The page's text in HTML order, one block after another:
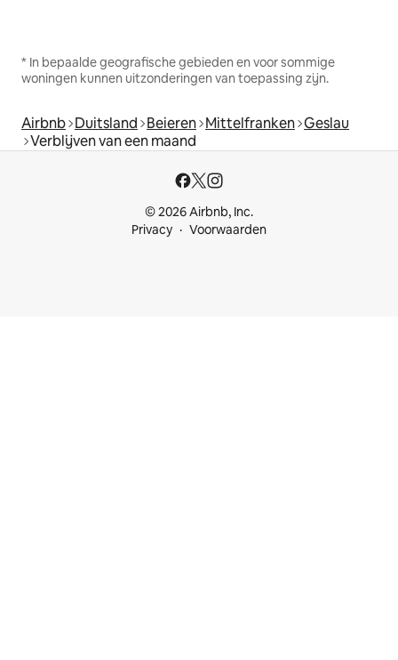
* In bepaalde geografische gebieden en voor sommige
woningen kunnen uitzonderingen van toepassing zijn.
Airbnb Duitsland Beieren Mittelfranken Geslau
Verblijven van een maand
© 2026 Airbnb, Inc.
Privacy
Voorwaarden